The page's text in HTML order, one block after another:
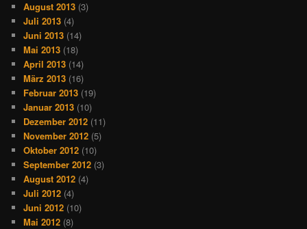
August 2013 (3)
Juli 2013 (4)
Juni 2013 (14)
Mai 2013 (18)
April 2013 (14)
März 2013 (16)
Februar 2013 (19)
Januar 2013 (10)
Dezember 2012 (11)
November 2012 (5)
Oktober 2012 (10)
September 2012 (3)
August 2012 (4)
Juli 2012 (4)
Juni 2012 (10)
Mai 2012 (8)